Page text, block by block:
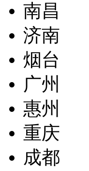
南昌
济南
烟台
广州
惠州
重庆
成都